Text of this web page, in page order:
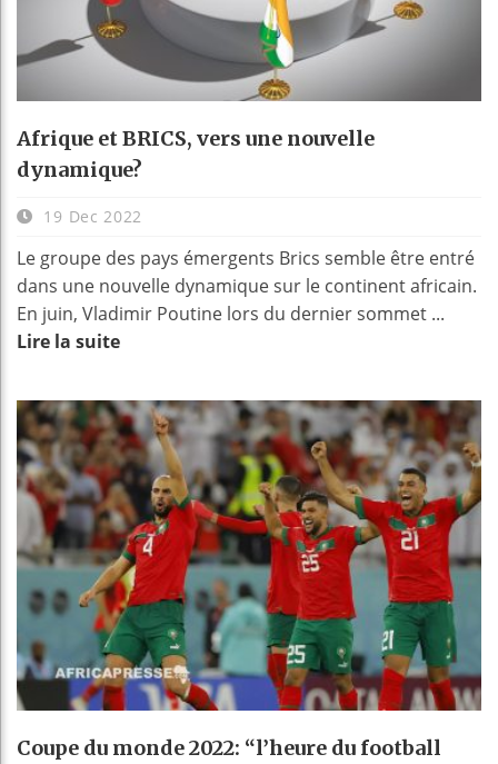
Afrique et BRICS, vers une nouvelle
dynamique?
19 Dec 2022
Le groupe des pays émergents Brics semble être entré
dans une nouvelle dynamique sur le continent africain.
En juin, Vladimir Poutine lors du dernier sommet ...
Lire la suite
Coupe du monde 2022: “l’heure du football